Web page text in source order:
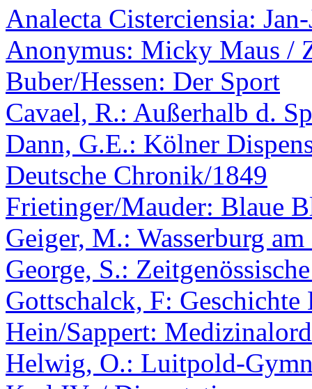
Analecta Cisterciensia:
Anonymus: Micky Maus /
Buber/Hessen: Der Sport
Cavael, R.: Außerhalb d.
Dann, G.E.: Kölner
Deutsche Chronik/1849
Frietinger/Mauder: Blaue
Geiger, M.: Wasserburg
George, S.:
Gottschalck, F: Geschichte
Hein/Sappert:
Helwig, O.: Luitpold-